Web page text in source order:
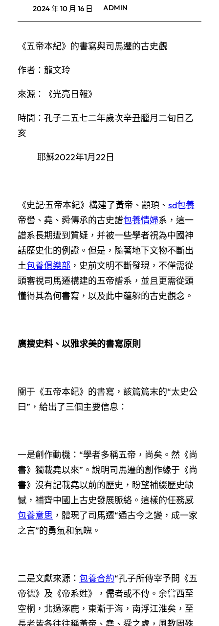
2024 年 10 月 16 日 ADMIN
《五帝本紀》的書寫與司馬遷的古史觀
作者：龍文玲
來源：《光亮日報》
時間：孔子二五七二年歲次辛丑臘月二旬日乙
亥
耶穌2022年1月22日
《史記·五帝本紀》構建了黃帝、顓頊、 sd包養
帝嚳、堯、舜傳承的古史譜包養情婦系，這一
譜系長期遭到質疑，并被一些學者視為中國神
話歷史化的例證。但是，隨著地下文物不斷出
土包養俱樂部 ，史前文明不斷發現，不僅需從
頭審視司馬遷構建的五帝譜系，並且更需從頭
懂得其為何書寫，以及此中蘊躲的古史觀念。
廣搜史料、以雅求美的書寫原則
關于《五帝本紀》的書寫，該篇篇末的“太史公
曰”，給出了三個主要信息：
一是創作動機：“學者多稱五帝，尚矣。然《尚
書》獨載堯以來”。說明司馬遷的創作緣于《尚
書》沒有記載堯以前的歷史，盼望補綴歷史缺
憾，補齊中國上古史發展脈絡。這樣的任務感
包養意思 ，體現了司馬遷“通古今之變，成一家
之言”的勇氣和氣魄。
二是文獻來源： 包養合約“孔子所傳宰予問《五
帝德》及《帝系姓》，儒者或不傳。余嘗西至
空桐，北過涿鹿，東漸于海，南浮江淮矣，至
長老皆各往往稱黃帝、堯、舜之處，風教固殊